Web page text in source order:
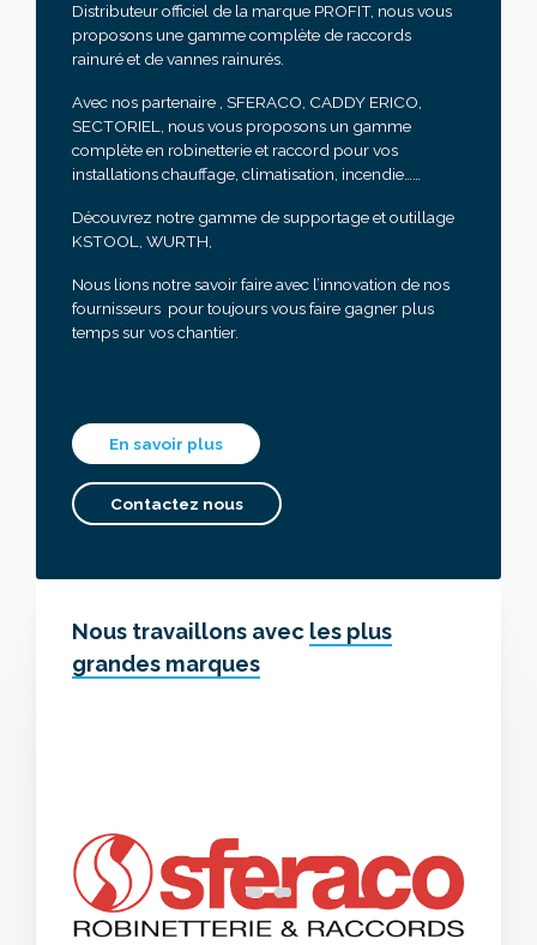
Distributeur officiel de la marque PROFIT, nous vous
proposons une gamme complète de raccords
rainuré et de vannes rainurés.
Avec nos partenaire , SFERACO, CADDY ERICO,
SECTORIEL, nous vous proposons un gamme
complète en robinetterie et raccord pour vos
installations chauffage, climatisation, incendie……
Découvrez notre gamme de supportage et outillage
KSTOOL, WURTH,
Nous lions notre savoir faire avec l’innovation de nos
fournisseurs pour toujours vous faire gagner plus
temps sur vos chantier.
En savoir plus
Contactez nous
Nous travaillons avec les plus
grandes marques